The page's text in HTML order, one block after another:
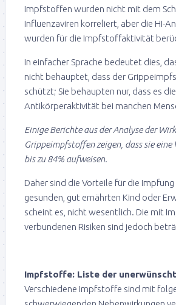
Impfstoffen wurden nicht mit dem
Influenzaviren korreliert, aber die HI-
wurden für die Impfstoffaktivität
In einfacher Sprache bedeutet dies,
nicht behauptet, dass der
schützt; Sie behaupten nur, dass es die
Antikörperaktivität bei manchen
Einige Berichte aus der Analyse der
Grippeimpfstoffen zeigen, dass sie eine
bis zu 84% aufweisen.
Daher sind die Vorteile für die Impfung
gesunden, gut ernährten Kind oder
scheint es, nicht wesentlich. Die mit
verbundenen Risiken sind jedoch
Impfstoffe: Liste der
Verschiedene Impfstoffe sind mit